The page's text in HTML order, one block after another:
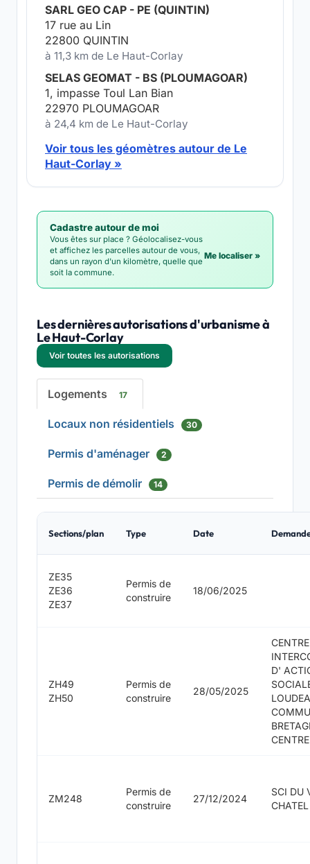
SARL GEO CAP - PE (QUINTIN)
17 rue au Lin
22800 QUINTIN
à 11,3 km de Le Haut-Corlay
SELAS GEOMAT - BS (PLOUMAGOAR)
1, impasse Toul Lan Bian
22970 PLOUMAGOAR
à 24,4 km de Le Haut-Corlay
Voir tous les géomètres autour de Le
Haut-Corlay »
Cadastre autour de moi
Vous êtes sur place ? Géolocalisez-vous
et affichez les parcelles autour de vous,
dans un rayon d'un kilomètre, quelle que
soit la commune.
Me localiser »
Les dernières autorisations d'urbanisme à
Le Haut-Corlay
Voir toutes les autorisations
Logements 17
Locaux non résidentiels 30
Permis d'aménager 2
Permis de démolir 14
Sections/plan Type Date
ZE35
ZE36
ZE37
Permis de
construire
18/06/2025
ZH49
ZH50
Permis de
construire
28/05/2025
CENTRE
D'
CENTRE
ZM248
Permis de
construire
27/12/2024
SCI DU
CHATEL